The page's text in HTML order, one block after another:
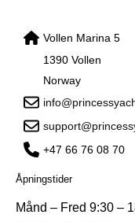
Vollen Marina 5
1390 Vollen
Norway
+47 66 76 08 70
Åpningstider
Månd – Fred 9:30 –